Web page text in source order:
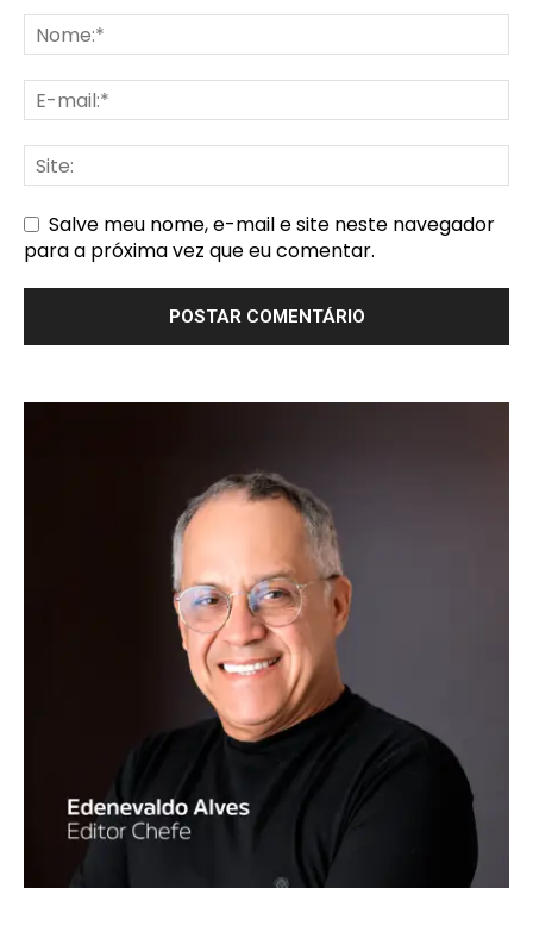
Salve meu nome, e-mail e site neste navegador
para a próxima vez que eu comentar.